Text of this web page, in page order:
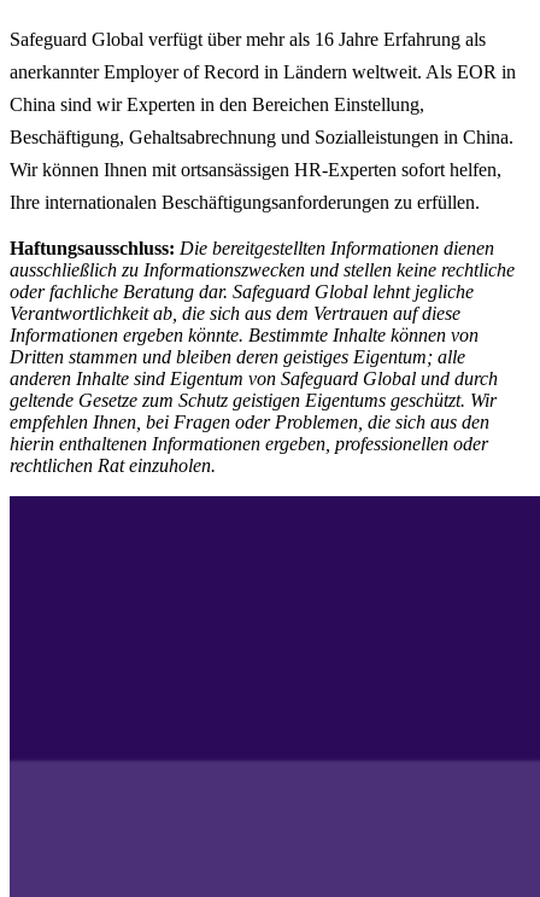
Safeguard Global verfügt über mehr als 16 Jahre Erfahrung als
anerkannter Employer of Record in Ländern weltweit. Als EOR in
China sind wir Experten in den Bereichen Einstellung,
Beschäftigung, Gehaltsabrechnung und Sozialleistungen in China.
Wir können Ihnen mit ortsansässigen HR-Experten sofort helfen,
Ihre internationalen Beschäftigungsanforderungen zu erfüllen.
Haftungsausschluss: Die bereitgestellten Informationen dienen
ausschließlich zu Informationszwecken und stellen keine rechtliche
oder fachliche Beratung dar. Safeguard Global lehnt jegliche
Verantwortlichkeit ab, die sich aus dem Vertrauen auf diese
Informationen ergeben könnte. Bestimmte Inhalte können von
Dritten stammen und bleiben deren geistiges Eigentum; alle
anderen Inhalte sind Eigentum von Safeguard Global und durch
geltende Gesetze zum Schutz geistigen Eigentums geschützt. Wir
empfehlen Ihnen, bei Fragen oder Problemen, die sich aus den
hierin enthaltenen Informationen ergeben, professionellen oder
rechtlichen Rat einzuholen.